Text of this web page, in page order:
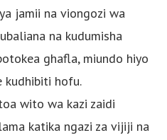
jamii na viongozi wa
na kudumisha
ghafla, miundo hiyo
kudhibiti hofu.
wito wa kazi zaidi
katika ngazi za vijiji na